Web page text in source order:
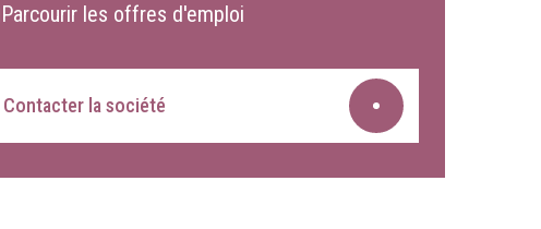
Parcourir les offres d'emploi
Contacter la société